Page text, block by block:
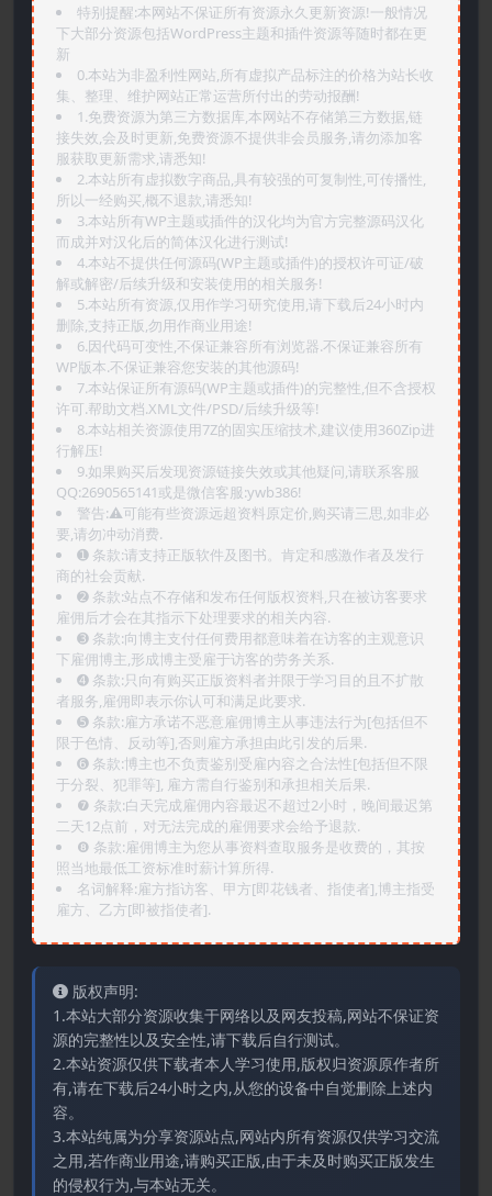
特别提醒:本网站不保证所有资源永久更新资源!一般情况
下大部分资源包括WordPress主题和插件资源等随时都在更
新
0.本站为非盈利性网站,所有虚拟产品标注的价格为站长收
集、整理、维护网站正常运营所付出的劳动报酬!
1.免费资源为第三方数据库,本网站不存储第三方数据,链
接失效,会及时更新,免费资源不提供非会员服务,请勿添加客
服获取更新需求,请悉知!
2.本站所有虚拟数字商品,具有较强的可复制性,可传播性,
所以一经购买,概不退款,请悉知!
3.本站所有WP主题或插件的汉化均为官方完整源码汉化
而成并对汉化后的简体汉化进行测试!
4.本站不提供任何源码(WP主题或插件)的授权许可证/破
解或解密/后续升级和安装使用的相关服务!
5.本站所有资源,仅用作学习研究使用,请下载后24小时内
删除,支持正版,勿用作商业用途!
6.因代码可变性,不保证兼容所有浏览器.不保证兼容所有
WP版本.不保证兼容您安装的其他源码!
7.本站保证所有源码(WP主题或插件)的完整性,但不含授权
许可.帮助文档.XML文件/PSD/后续升级等!
8.本站相关资源使用7Z的固实压缩技术,建议使用360Zip进
行解压!
9.如果购买后发现资源链接失效或其他疑问,请联系客服
QQ:2690565141或是微信客服:ywb386!
警告:⚠️可能有些资源远超资料原定价,购买请三思,如非必
要,请勿冲动消费.
➊️ 条款:请支持正版软件及图书。肯定和感激作者及发行
商的社会贡献.
➋️ 条款:站点不存储和发布任何版权资料,只在被访客要求
雇佣后才会在其指示下处理要求的相关内容.
➌️ 条款:向博主支付任何费用都意味着在访客的主观意识
下雇佣博主,形成博主受雇于访客的劳务关系.
➍️ 条款:只向有购买正版资料者并限于学习目的且不扩散
者服务,雇佣即表示你认可和满足此要求.
➎ 条款:雇方承诺不恶意雇佣博主从事违法行为[包括但不
限于色情、反动等],否则雇方承担由此引发的后果.
➏️ 条款:博主也不负责鉴别受雇内容之合法性[包括但不限
于分裂、犯罪等], 雇方需自行鉴别和承担相关后果.
❼ 条款:白天完成雇佣内容最迟不超过2小时，晚间最迟第
二天12点前，对无法完成的雇佣要求会给予退款.
❽ 条款:雇佣博主为您从事资料查取服务是收费的，其按
照当地最低工资标准时薪计算所得.
名词解释:雇方指访客、甲方[即花钱者、指使者],博主指受
雇方、乙方[即被指使者].
版权声明:
1.本站大部分资源收集于网络以及网友投稿,网站不保证资
源的完整性以及安全性,请下载后自行测试。
2.本站资源仅供下载者本人学习使用,版权归资源原作者所
有,请在下载后24小时之内,从您的设备中自觉删除上述内
容。
3.本站纯属为分享资源站点,网站内所有资源仅供学习交流
之用,若作商业用途,请购买正版,由于未及时购买正版发生
的侵权行为,与本站无关。